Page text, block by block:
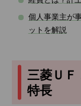
個人事業主が
ットを解説
三菱Ｕ
特長